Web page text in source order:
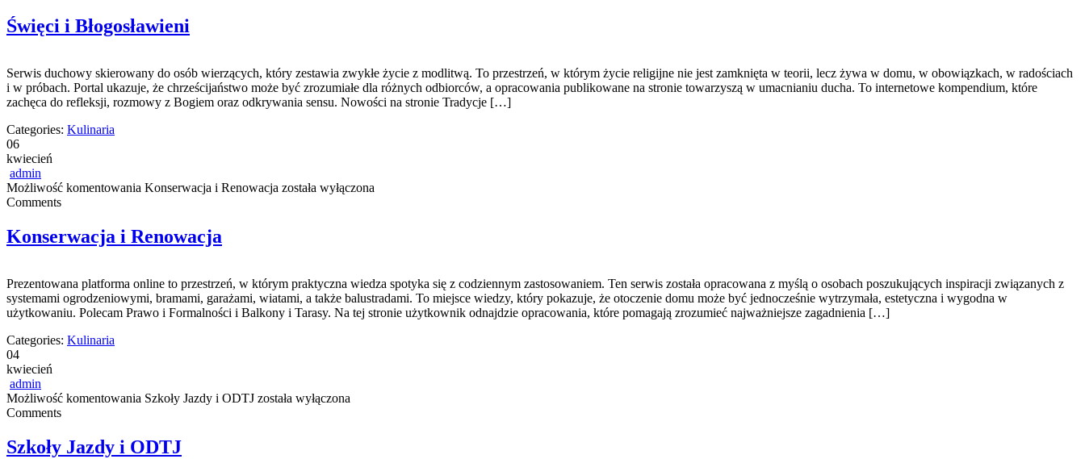
Święci i Błogosławieni
Serwis duchowy skierowany do osób wierzących, który zestawia zwykłe życie z modlitwą. To przestrzeń, w którym życie religijne nie jest zamknięta w teorii, lecz żywa w domu, w obowiązkach, w radościach
i w próbach. Portal ukazuje, że chrześcijaństwo może być zrozumiałe dla różnych odbiorców, a opracowania publikowane na stronie towarzyszą w umacnianiu ducha. To internetowe kompendium, które
zachęca do refleksji, rozmowy z Bogiem oraz odkrywania sensu. Nowości na stronie Tradycje […]
Categories: Kulinaria
06
kwiecień
admin
Możliwość komentowania Konserwacja i Renowacja została wyłączona
Comments
Konserwacja i Renowacja
Prezentowana platforma online to przestrzeń, w którym praktyczna wiedza spotyka się z codziennym zastosowaniem. Ten serwis została opracowana z myślą o osobach poszukujących inspiracji związanych z
systemami ogrodzeniowymi, bramami, garażami, wiatami, a także balustradami. To miejsce wiedzy, który pokazuje, że otoczenie domu może być jednocześnie wytrzymała, estetyczna i wygodna w
użytkowaniu. Polecam Prawo i Formalności i Balkony i Tarasy. Na tej stronie użytkownik odnajdzie opracowania, które pomagają zrozumieć najważniejsze zagadnienia […]
Categories: Kulinaria
04
kwiecień
admin
Możliwość komentowania Szkoły Jazdy i ODTJ została wyłączona
Comments
Szkoły Jazdy i ODTJ